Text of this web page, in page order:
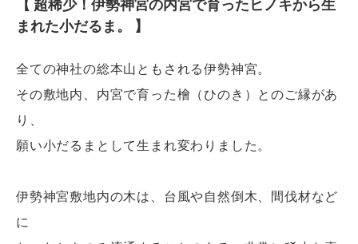
【 超稀少！伊勢神宮の内宮で育ったヒノキから生
まれた小だるま。 】
全ての神社の総本山ともされる伊勢神宮。
その敷地内、内宮で育った檜（ひのき）とのご縁があ
り、
願い小だるまとして生まれ変わりました。
伊勢神宮敷地内の木は、台風や自然倒木、間伐材など
に